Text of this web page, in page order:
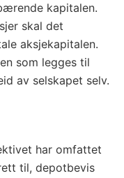
kapitalen.
skal det
aksjekapitalen.
som legges til
av selskapet selv.
har omfattet
til, depotbevis